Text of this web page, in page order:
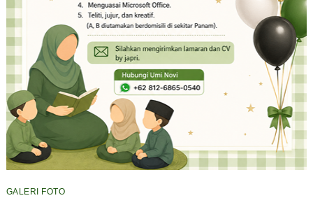
GALERI FOTO